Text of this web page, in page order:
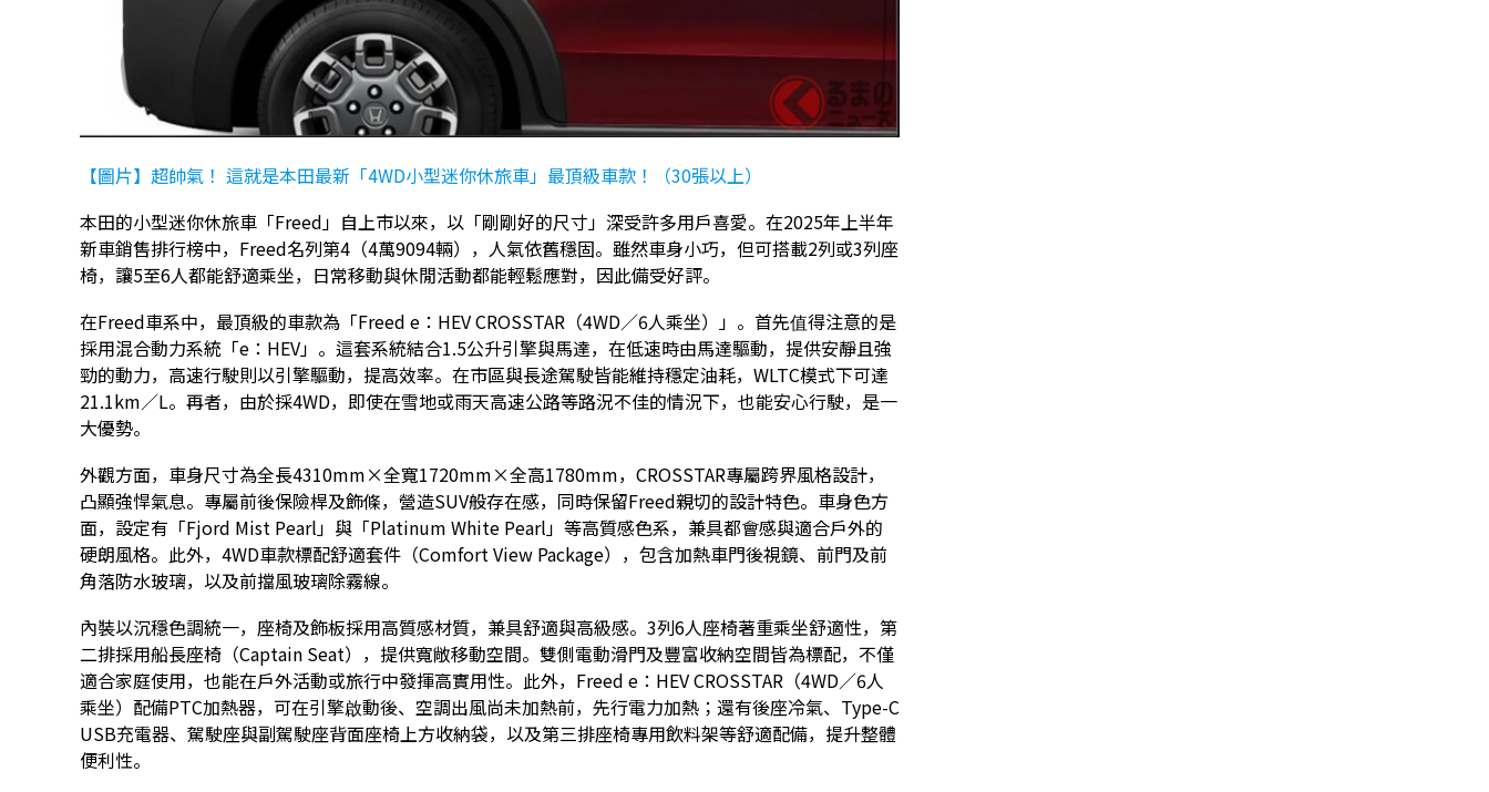
【圖片】超帥氣！ 這就是本田最新「4WD小型迷你休旅車」最頂級車款！（30張以上）
本田的小型迷你休旅車「Freed」自上市以來，以「剛剛好的尺寸」深受許多用戶喜愛。在2025年上半年
新車銷售排行榜中，Freed名列第4（4萬9094輛），人氣依舊穩固。雖然車身小巧，但可搭載2列或3列座
椅，讓5至6人都能舒適乘坐，日常移動與休閒活動都能輕鬆應對，因此備受好評。
在Freed車系中，最頂級的車款為「Freed e：HEV CROSSTAR（4WD／6人乘坐）」。首先值得注意的是
採用混合動力系統「e：HEV」。這套系統結合1.5公升引擎與馬達，在低速時由馬達驅動，提供安靜且強
勁的動力，高速行駛則以引擎驅動，提高效率。在市區與長途駕駛皆能維持穩定油耗，WLTC模式下可達
21.1km／L。再者，由於採4WD，即使在雪地或雨天高速公路等路況不佳的情況下，也能安心行駛，是一
大優勢。
外觀方面，車身尺寸為全長4310mm×全寬1720mm×全高1780mm，CROSSTAR專屬跨界風格設計，
凸顯強悍氣息。專屬前後保險桿及飾條，營造SUV般存在感，同時保留Freed親切的設計特色。車身色方
面，設定有「Fjord Mist Pearl」與「Platinum White Pearl」等高質感色系，兼具都會感與適合戶外的
硬朗風格。此外，4WD車款標配舒適套件（Comfort View Package），包含加熱車門後視鏡、前門及前
角落防水玻璃，以及前擋風玻璃除霧線。
內裝以沉穩色調統一，座椅及飾板採用高質感材質，兼具舒適與高級感。3列6人座椅著重乘坐舒適性，第
二排採用船長座椅（Captain Seat），提供寬敞移動空間。雙側電動滑門及豐富收納空間皆為標配，不僅
適合家庭使用，也能在戶外活動或旅行中發揮高實用性。此外，Freed e：HEV CROSSTAR（4WD／6人
乘坐）配備PTC加熱器，可在引擎啟動後、空調出風尚未加熱前，先行電力加熱；還有後座冷氣、Type-C
USB充電器、駕駛座與副駕駛座背面座椅上方收納袋，以及第三排座椅專用飲料架等舒適配備，提升整體
便利性。